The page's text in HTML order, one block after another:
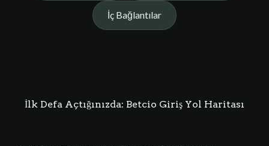
İç Bağlantılar
İlk Defa Açtığınızda: Betcio Giriş Yol Haritası